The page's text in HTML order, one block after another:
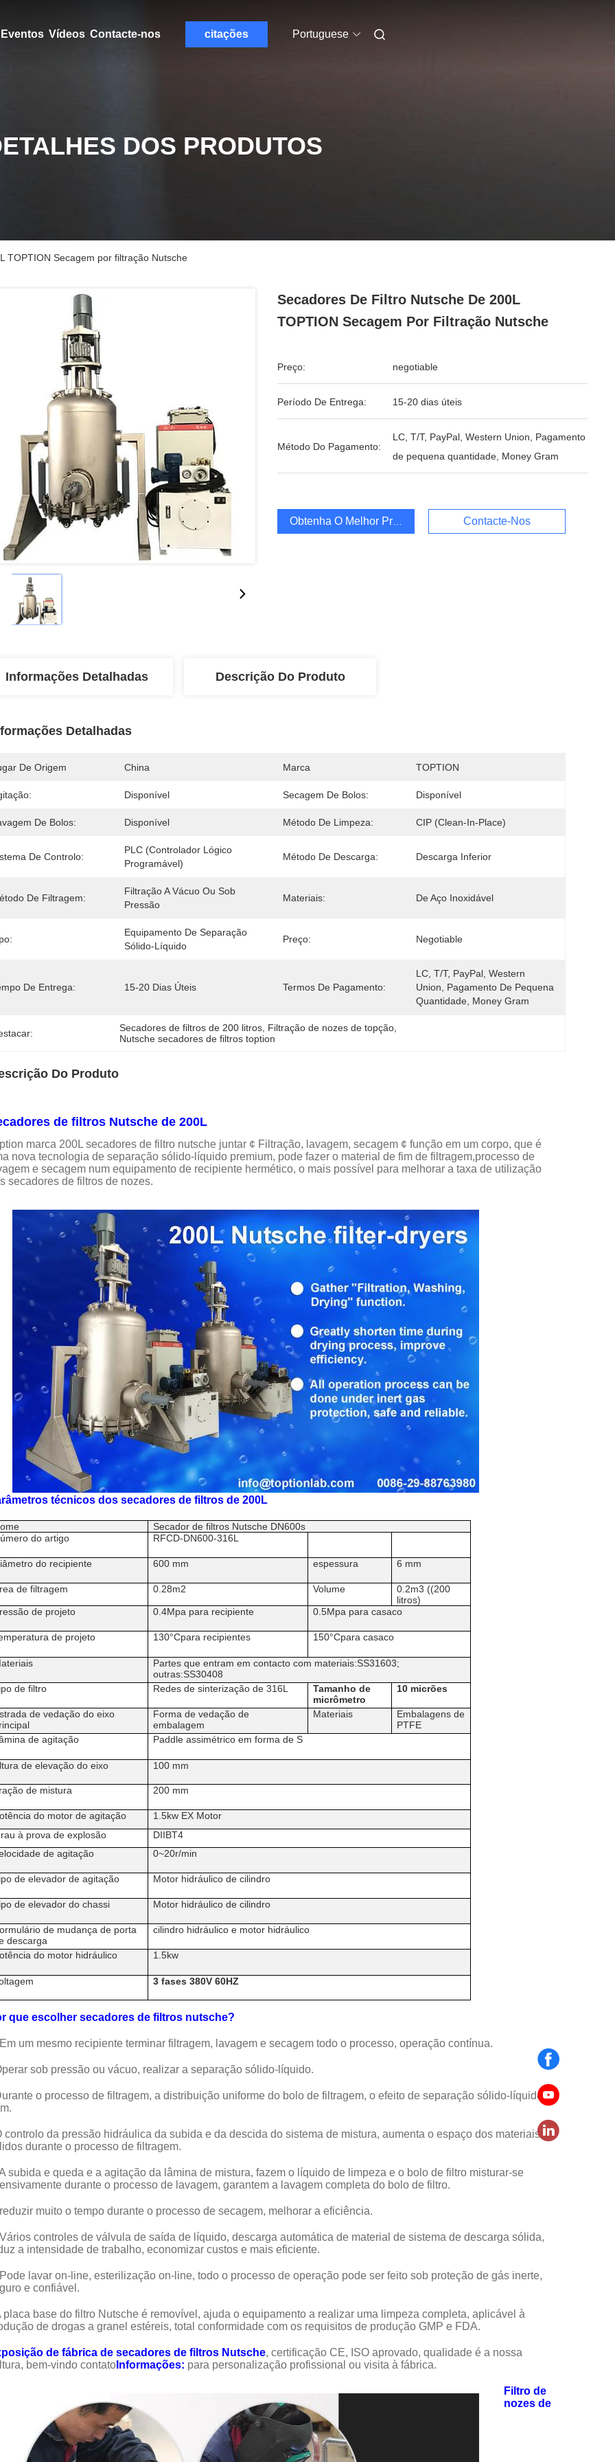
Eventos Vídeos Contacte-nos citações Portuguese
DOS PRODUTOS
TOPTION Secagem por filtração Nutsche
Secadores De Filtro Nutsche De 200L
TOPTION Secagem Por Filtração Nutsche
Preço: negotiable
Período De Entrega: 15-20 dias úteis
Método Do Pagamento:
LC, T/T, PayPal, Western Union, Pagamento
de pequena quantidade, Money Gram
Obtenha O Melhor Preço Contacte-Nos
Informações Detalhadas Descrição Do Produto
Detalhadas
De Origem China Marca TOPTION
Disponível Secagem De Bolos: Disponível
De Bolos: Disponível Método De Limpeza: CIP (Clean-In-Place)
De Controlo:
PLC (controlador Lógico
Programável)
Método De Descarga: Descarga Inferior
De Filtragem:
Filtração A Vácuo Ou Sob
Pressão
Materiais: De Aço Inoxidável
Equipamento De Separação
Sólido-Líquido
Preço: Negotiable
De Entrega: 15-20 Dias Úteis Termos De Pagamento:
LC, T/T, PayPal, Western
Union, Pagamento De Pequena
Quantidade, Money Gram
Secadores de filtros de 200 litros Filtração de nozes de topção
Nutsche secadores de filtros toption
Do Produto
de filtros Nutsche de 200L
marca 200L secadores de filtro nutsche juntar ¢ Filtração, lavagem, secagem ¢ função em um corpo, que é
nova tecnologia de separação sólido-líquido premium, pode fazer o material de fim de filtragem,processo de
e secagem num equipamento de recipiente hermético, o mais possível para melhorar a taxa de utilização
secadores de filtros de nozes.
técnicos dos secadores de filtros de 200L
Secador de filtros Nutsche DN600s
do artigo
RFCD-DN600-316L
do recipiente 600 mm espessura 6 mm
de filtragem 0.28m2 Volume
0.2m3 ((200
litros)
de projeto
0.4Mpa para recipiente 0.5Mpa para casaco
de projeto 130°Cpara recipientes 150°Cpara casaco
Partes que entram em contacto com materiais:SS31603;
outras:SS30408
de filtro
Redes de sinterização de 316L
Tamanho de
micrômetro
10 micrões
de vedação do eixo
Forma de vedação de
embalagem
Materiais
Embalagens de
PTFE
de agitação
Paddle assimétrico em forma de S
de elevação do eixo 100 mm
de mistura 200 mm
do motor de agitação
1.5kw EX Motor
à prova de explosão
DIIBT4
de agitação
0~20r/min
de elevador de agitação Motor hidráulico de cilindro
de elevador do chassi Motor hidráulico de cilindro
de mudança de porta
descarga
cilindro hidráulico e motor hidráulico
do motor hidráulico 1.5kw
3 fases 380V 60HZ
que escolher secadores de filtros nutsche?
um mesmo recipiente terminar filtragem, lavagem e secagem todo o processo, operação contínua.
sob pressão ou vácuo, realizar a separação sólido-líquido.
o processo de filtragem, a distribuição uniforme do bolo de filtragem, o efeito de separação sólido-líquido é
controlo da pressão hidráulica da subida e da descida do sistema de mistura, aumenta o espaço dos materiais
durante o processo de filtragem.
subida e queda e a agitação da lâmina de mistura, fazem o líquido de limpeza e o bolo de filtro misturar-se
durante o processo de lavagem, garantem a lavagem completa do bolo de filtro.
muito o tempo durante o processo de secagem, melhorar a eficiência.
controles de válvula de saída de líquido, descarga automática de material de sistema de descarga sólida,
a intensidade de trabalho, economizar custos e mais eficiente.
lavar on-line, esterilização on-line, todo o processo de operação pode ser feito sob proteção de gás inerte,
e confiável.
placa base do filtro Nutsche é removível, ajuda o equipamento a realizar uma limpeza completa, aplicável à
de drogas a granel estéreis, total conformidade com os requisitos de produção GMP e FDA.
de fábrica de secadores de filtros Nutsche, certificação CE, ISO aprovado, qualidade é a nossa
bem-vindo contato Informações: para personalização profissional ou visita à fábrica.
Filtro de
nozes de